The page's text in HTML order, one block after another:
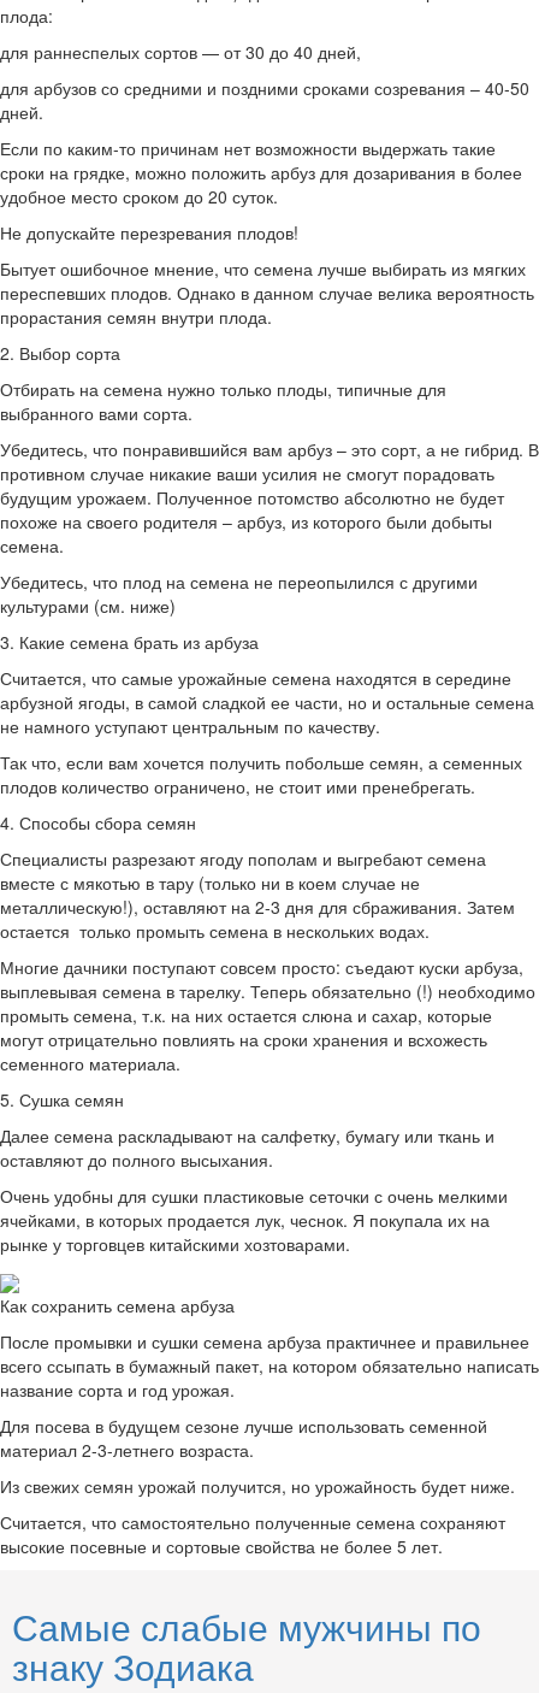
плода:
для раннеспелых сортов — от 30 до 40 дней,
для арбузов со средними и поздними сроками созревания – 40-50
дней.
Если по каким-то причинам нет возможности выдержать такие
сроки на грядке, можно положить арбуз для дозаривания в более
удобное место сроком до 20 суток.
Не допускайте перезревания плодов!
Бытует ошибочное мнение, что семена лучше выбирать из мягких
переспевших плодов. Однако в данном случае велика вероятность
прорастания семян внутри плода.
2. Выбор сорта
Отбирать на семена нужно только плоды, типичные для
выбранного вами сорта.
Убедитесь, что понравившийся вам арбуз – это сорт, а не гибрид. В
противном случае никакие ваши усилия не смогут порадовать
будущим урожаем. Полученное потомство абсолютно не будет
похоже на своего родителя – арбуз, из которого были добыты
семена.
Убедитесь, что плод на семена не переопылился с другими
культурами (см. ниже)
3. Какие семена брать из арбуза
Считается, что самые урожайные семена находятся в середине
арбузной ягоды, в самой сладкой ее части, но и остальные семена
не намного уступают центральным по качеству.
Так что, если вам хочется получить побольше семян, а семенных
плодов количество ограничено, не стоит ими пренебрегать.
4. Способы сбора семян
Специалисты разрезают ягоду пополам и выгребают семена
вместе с мякотью в тару (только ни в коем случае не
металлическую!), оставляют на 2-3 дня для сбраживания. Затем
остается только промыть семена в нескольких водах.
Многие дачники поступают совсем просто: съедают куски арбуза,
выплевывая семена в тарелку. Теперь обязательно (!) необходимо
промыть семена, т.к. на них остается слюна и сахар, которые
могут отрицательно повлиять на сроки хранения и всхожесть
семенного материала.
5. Сушка семян
Далее семена раскладывают на салфетку, бумагу или ткань и
оставляют до полного высыхания.
Очень удобны для сушки пластиковые сеточки с очень мелкими
ячейками, в которых продается лук, чеснок. Я покупала их на
рынке у торговцев китайскими хозтоварами.
Как сохранить семена арбуза
После промывки и сушки семена арбуза практичнее и правильнее
всего ссыпать в бумажный пакет, на котором обязательно написать
название сорта и год урожая.
Для посева в будущем сезоне лучше использовать семенной
материал 2-3-летнего возраста.
Из свежих семян урожай получится, но урожайность будет ниже.
Считается, что самостоятельно полученные семена сохраняют
высокие посевные и сортовые свойства не более 5 лет.
Самые слабые мужчины по
знаку Зодиака